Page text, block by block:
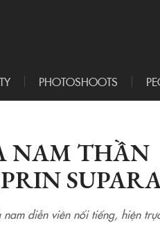
PHOTOSHOOTS
NAM THẦN
diễn viên nổi tiếng, hiện